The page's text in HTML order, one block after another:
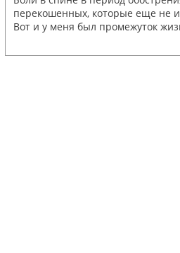
перекошенных, которые еще не
Вот и у меня был промежуток